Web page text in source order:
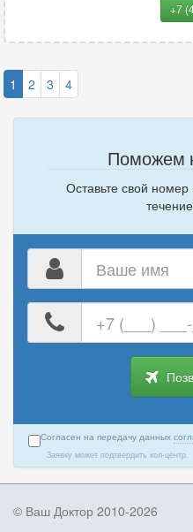
+7
1 2 3 4
Поможем
Оставьте свой
Согласен на передачу данных
Заявку может подтвердить кол-центр.
© Ваш Доктор 2010-2026